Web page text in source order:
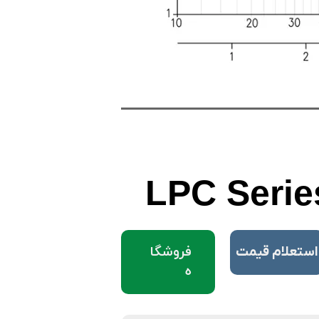
LPC
فروشگا
ه
​استعلام قیمت